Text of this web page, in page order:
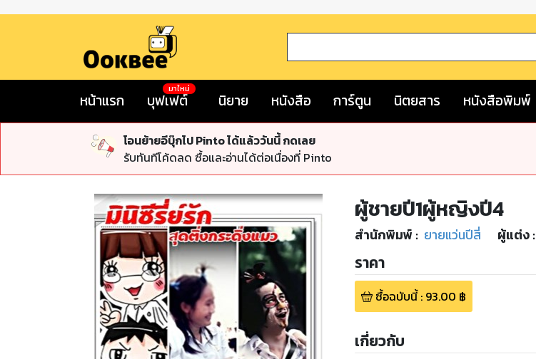
หน้าแรก บุฟเฟต์
มาใหม่
นิยาย หนังสือ การ์ตูน นิตยสาร หนังสือพิมพ์
โอนย้ายอีบุ๊กไป Pinto ได้แล้ววันนี้ กดเลย
รับทันทีโค้ดลด ซื้อและอ่านได้ต่อเนื่องที่ Pinto
ผู้ชายปี1ผู้หญิงปี4
สำนักพิมพ์ : ยายแว่นปีสี่ ผู้แต่ง :
ราคา
ซื้อฉบับนี้: 93.00 ฿
เกี่ยวกับ